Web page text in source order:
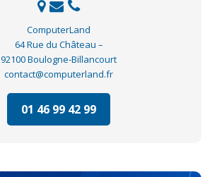
ComputerLand
64 Rue du Château –
92100 Boulogne-Billancourt
contact@computerland.fr
01 46 99 42 99